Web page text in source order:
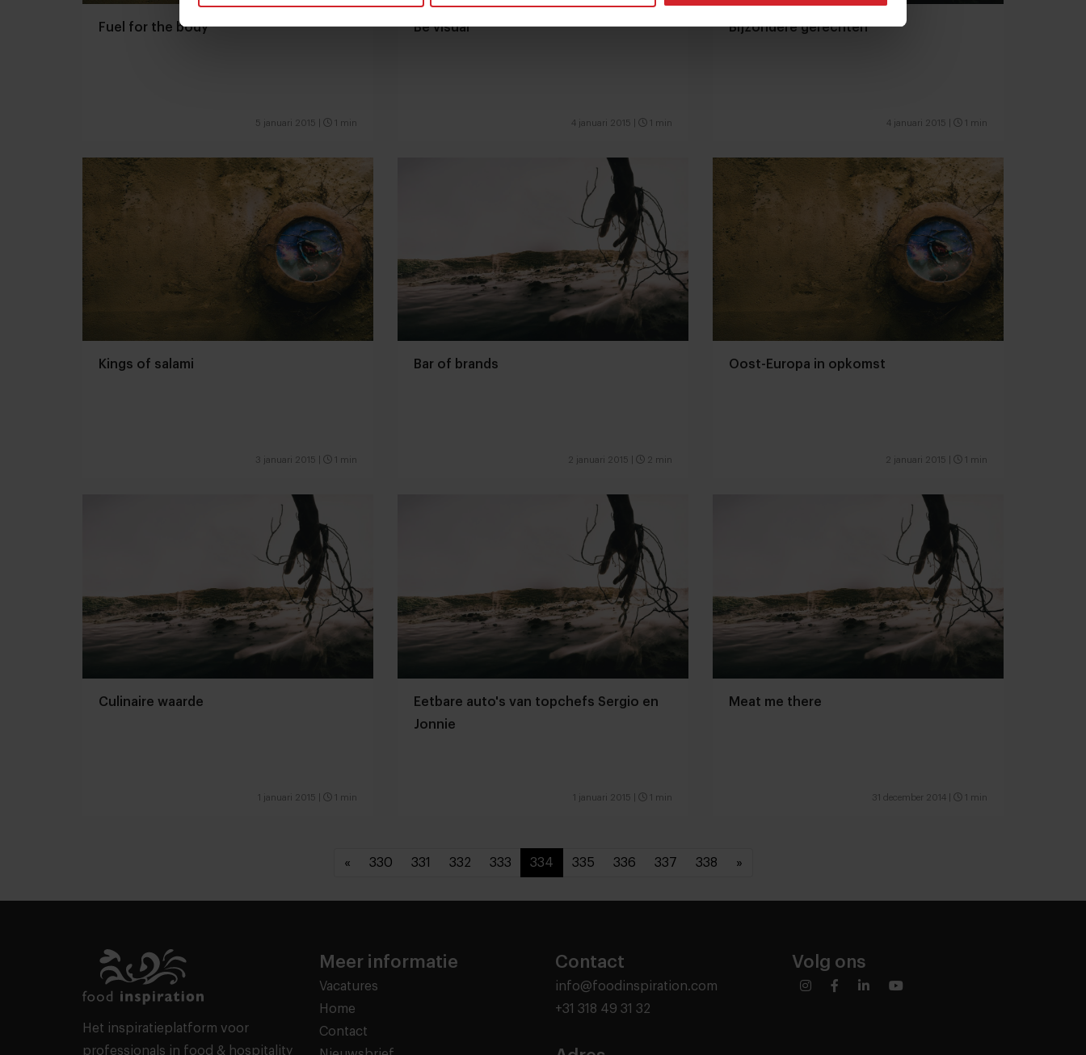
Fuel for the body
5 januari 2015 1 min
Be visual
4 januari 2015 1 min
Bijzondere gerechten
4 januari 2015 1 min
Kings of salami
3 januari 2015 1 min
Bar of brands
2 januari 2015 2 min
Oost-Europa in opkomst
2 januari 2015 1 min
Culinaire waarde
1 januari 2015 1 min
Eetbare auto's van topchefs Sergio en
Jonnie
1 januari 2015 1 min
Meat me there
31 december 2014 1 min
« 330 331 332 333 334 335 336 337 338 »
Het inspiratieplatform voor
professionals in food & hospitality
Meer informatie
Vacatures
Home
Contact
Contact
info@foodinspiration.com
+31 318 49 31 32
Volg ons